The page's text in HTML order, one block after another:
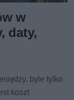
w
daty,
byle tylko
koszt